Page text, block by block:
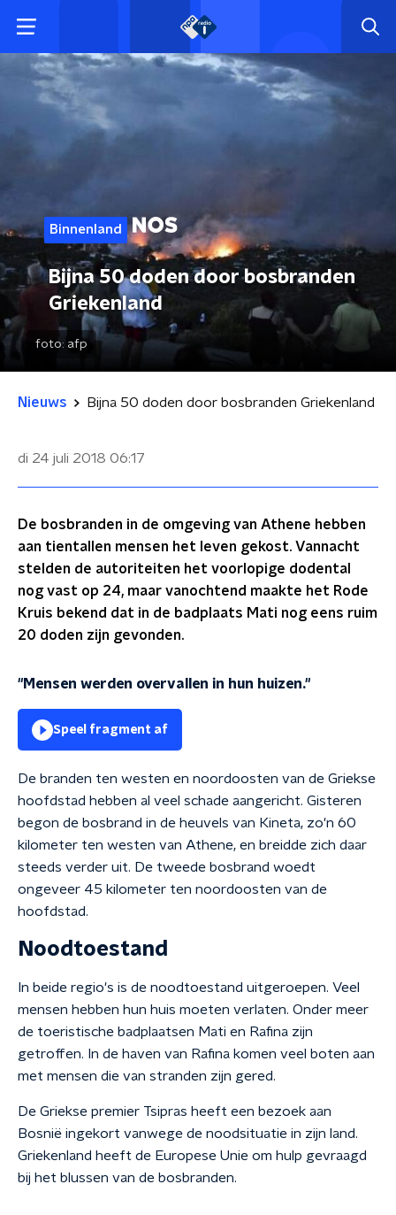
Binnenland
Bijna 50 doden door bosbranden
Griekenland
foto: afp
Nieuws Bijna 50 doden door bosbranden Griekenland
di 24 juli 2018 06:17
De bosbranden in de omgeving van Athene hebben
aan tientallen mensen het leven gekost. Vannacht
stelden de autoriteiten het voorlopige dodental
nog vast op 24, maar vanochtend maakte het Rode
Kruis bekend dat in de badplaats Mati nog eens ruim
20 doden zijn gevonden.
"Mensen werden overvallen in hun huizen."
Speel fragment af
De branden ten westen en noordoosten van de Griekse
hoofdstad hebben al veel schade aangericht. Gisteren
begon de bosbrand in de heuvels van Kineta, zo'n 60
kilometer ten westen van Athene, en breidde zich daar
steeds verder uit. De tweede bosbrand woedt
ongeveer 45 kilometer ten noordoosten van de
hoofdstad.
Noodtoestand
In beide regio's is de noodtoestand uitgeroepen. Veel
mensen hebben hun huis moeten verlaten. Onder meer
de toeristische badplaatsen Mati en Rafina zijn
getroffen. In de haven van Rafina komen veel boten aan
met mensen die van stranden zijn gered.
De Griekse premier Tsipras heeft een bezoek aan
Bosnië ingekort vanwege de noodsituatie in zijn land.
Griekenland heeft de Europese Unie om hulp gevraagd
bij het blussen van de bosbranden.